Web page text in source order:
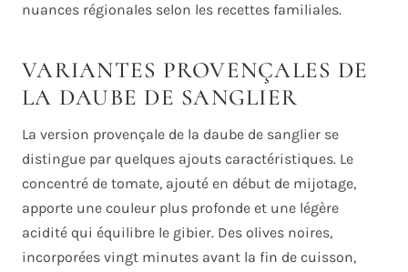
nuances régionales selon les recettes familiales.
VARIANTES PROVENÇALES DE
LA DAUBE DE SANGLIER
La version provençale de la daube de sanglier se
distingue par quelques ajouts caractéristiques. Le
concentré de tomate, ajouté en début de mijotage,
apporte une couleur plus profonde et une légère
acidité qui équilibre le gibier. Des olives noires,
incorporées vingt minutes avant la fin de cuisson,